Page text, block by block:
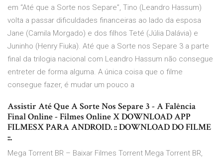
em “Até que a Sorte nos Separe”, Tino (Leandro Hassum)
volta a passar dificuldades financeiras ao lado da esposa
Jane (Camila Morgado) e dos filhos Teté (Júlia Dalávia) e
Juninho (Henry Fiuka). Até que a Sorte nos Separe 3 a parte
final da trilogia nacional com Leandro Hassum não consegue
entreter de forma alguma. A única coisa que o filme
consegue fazer, é mudar um pouco a
Assistir Até Que A Sorte Nos Separe 3 - A Falência
Final Online - Filmes Online X DOWNLOAD APP
FILMESX PARA ANDROID. :: DOWNLOAD DO FILME
::.
Mega Torrent BR – Baixar Filmes Torrent Mega Torrent BR,